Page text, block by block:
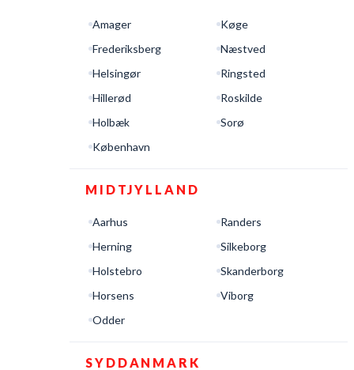
Amager
Frederiksberg
Helsingør
Hillerød
Holbæk
København
Køge
Næstved
Ringsted
Roskilde
Sorø
MIDTJYLLAND
Aarhus
Herning
Holstebro
Horsens
Odder
Randers
Silkeborg
Skanderborg
Viborg
SYDDANMARK